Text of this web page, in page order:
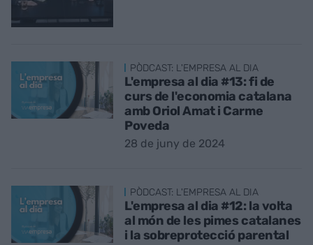
PÒDCAST: L'EMPRESA AL DIA
L'empresa al dia #13: fi de
curs de l'economia catalana
amb Oriol Amat i Carme
Poveda
28 de juny de 2024
PÒDCAST: L'EMPRESA AL DIA
L'empresa al dia #12: la volta
al món de les pimes catalanes
i la sobreprotecció parental